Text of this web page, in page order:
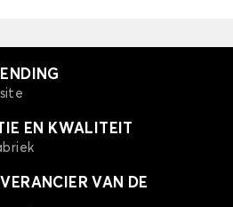
EN KWALITEIT
VAN DE